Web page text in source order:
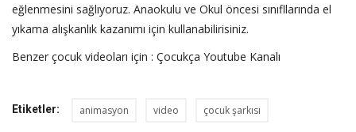
eğlenmesini sağlıyoruz. Anaokulu ve Okul öncesi sınıfllarında el
yıkama alışkanlık kazanımı için kullanabilirisiniz.
Benzer çocuk videoları için : Çocukça Youtube Kanalı
Etiketler: animasyon video çocuk şarkısı